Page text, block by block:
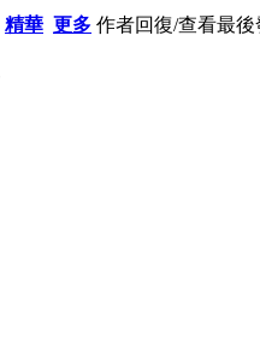
精華 更多 作者回復/查看最後